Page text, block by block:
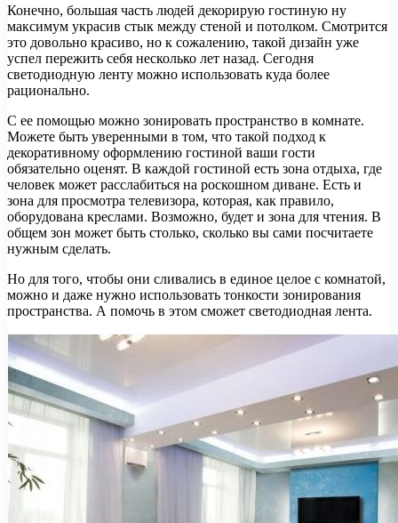
Конечно, большая часть людей декорирую гостиную ну
максимум украсив стык между стеной и потолком. Смотрится
это довольно красиво, но к сожалению, такой дизайн уже
успел пережить себя несколько лет назад. Сегодня
светодиодную ленту можно использовать куда более
рационально.
С ее помощью можно зонировать пространство в комнате.
Можете быть уверенными в том, что такой подход к
декоративному оформлению гостиной ваши гости
обязательно оценят. В каждой гостиной есть зона отдыха, где
человек может расслабиться на роскошном диване. Есть и
зона для просмотра телевизора, которая, как правило,
оборудована креслами. Возможно, будет и зона для чтения. В
общем зон может быть столько, сколько вы сами посчитаете
нужным сделать.
Но для того, чтобы они сливались в единое целое с комнатой,
можно и даже нужно использовать тонкости зонирования
пространства. А помочь в этом сможет светодиодная лента.